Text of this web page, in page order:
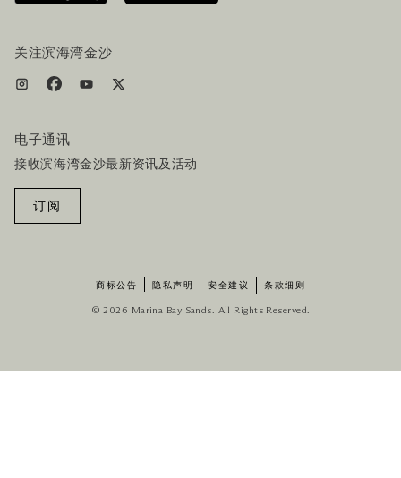
服务设施
关注滨海湾金沙
电子通讯
接收滨海湾金沙最新资讯及活动
订阅
商标公告 隐私声明 安全建议 条款细则
© 2026 Marina Bay Sands. All Rights Reserved.